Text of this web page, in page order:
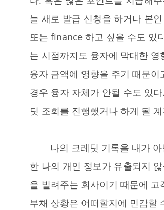
늘 새로 발급 신청을 하거나 본
또는 finance 하고 싶을 수도 있
는 시점까지도 융자에 막대한
융자 금액에 영향을 주기 때문
경우 융자 자체가 안될 수도 있
딧 조회를 진행했거나 하게 될
한 나의 개인 정보가 유출되지
을 빌려주는 회사이기 때문에
부채 상황은 어떠할지에 민감할